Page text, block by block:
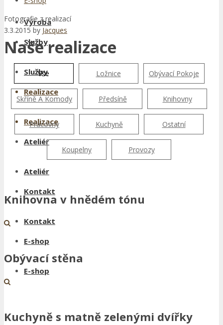
Služby
Realizace
Ateliér
Kontakt
E-shop
Výroba
Služby
Realizace
Ateliér
Kontakt
E-shop
Fotografie z realizací
3.3.2015 by Jacques
Naše realizace
Vše Ložnice Obývací Pokoje
Skříně A Komody Předsíně Knihovny
Pracovny Kuchyně Ostatní
Koupelny Provozy
Knihovna v hnědém tónu
Obývací stěna
Kuchyně s matně zelenými dvířky